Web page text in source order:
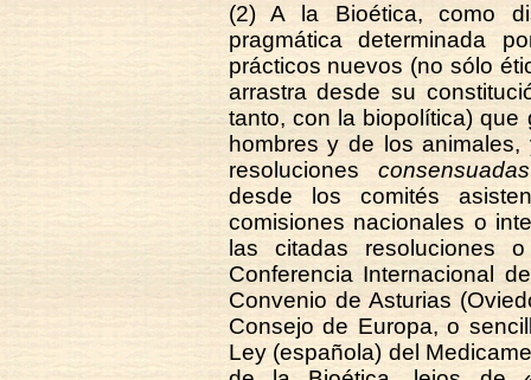
(2) A la Bioética, como
pragmática determinada
prácticos nuevos (no sólo
arrastra desde su
tanto, con la biopolítica)
hombres y de los
resoluciones consensuadas
desde los comités
comisiones nacionales o
las citadas resoluciones
Conferencia Internacional
Convenio de Asturias
Consejo de Europa, o
Ley (española) del